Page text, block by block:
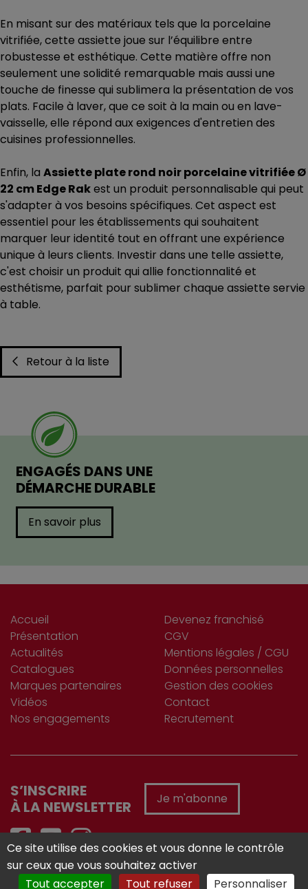
En misant sur des matériaux tels que la porcelaine
vitrifiée, cette assiette joue sur l’équilibre entre
robustesse et esthétique. Cette matière offre non
seulement une solidité remarquable mais aussi une
touche de finesse qui sublimera la présentation de vos
plats. Facile à laver, que ce soit à la main ou en lave-
vaisselle, elle répond aux exigences d'entretien des
cuisines professionnelles.
Enfin, la Assiette plate rond noir porcelaine vitrifiée Ø
22 cm Edge Rakest un produit personnalisable qui peut
s'adapter à vos besoins spécifiques. Cet aspect est
essentiel pour les établissements qui souhaitent
marquer leur identité tout en offrant une expérience
unique à leurs clients. Investir dans une telle assiette,
c'est choisir un produit qui allie fonctionnalité et
esthétisme, parfait pour sublimer chaque assiette servie
à table.
Retour à la liste
ENGAGÉS DANS UNE
DÉMARCHE DURABLE
En savoir plus
Accueil
Présentation
Actualités
Catalogues
Marques partenaires
Vidéos
Nos engagements
Devenez franchisé
CGV
Mentions légales / CGU
Données personnelles
Gestion des cookies
Contact
Recrutement
S’INSCRIRE
À LA NEWSLETTER
Je m'abonne
Réalisé avec :
Ce site utilise des cookies et vous donne le contrôle
sur ceux que vous souhaitez activer
Tout accepter
Tout refuser Personnaliser